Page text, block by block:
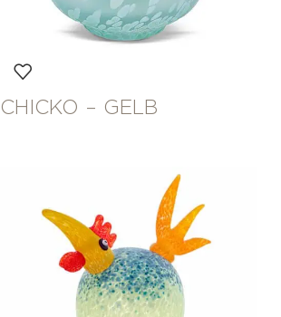
CHICKO – GELB